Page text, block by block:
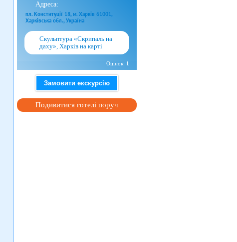
Адреса:
пл. Конституції 18, м. Харків 61001,
Харківська обл., Україна
Скульптура «Скрипаль на
даху», Харків на карті
Оцінок: 1
Замовити екскурсію
Подивитися готелі поруч